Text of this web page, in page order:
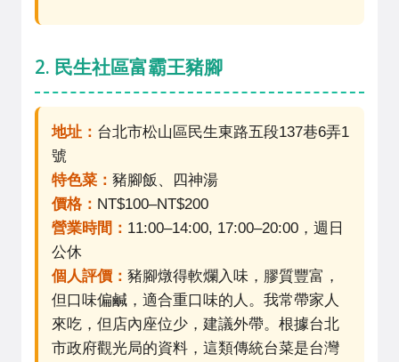
2. 民生社區富霸王豬腳
地址： 台北市松山區民生東路五段137巷6弄1
號
特色菜： 豬腳飯、四神湯
價格： NT$100–NT$200
營業時間： 11:00–14:00, 17:00–20:00，週日
公休
個人評價： 豬腳燉得軟爛入味，膠質豐富，
但口味偏鹹，適合重口味的人。我常帶家人
來吃，但店內座位少，建議外帶。根據台北
市政府觀光局的資料，這類傳統台菜是台灣